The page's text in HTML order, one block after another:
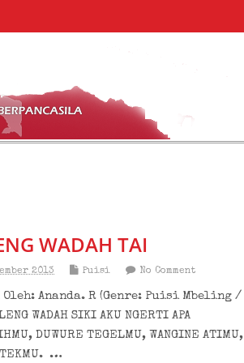
WADAH TAI
2013 Puisi No Comment
Oleh: Ananda. R (Genre: Puisi Mbeling /
WADAH SIKI AKU NGERTI APA
DUWURE TEGELMU, WANGINE ATIMU,
…